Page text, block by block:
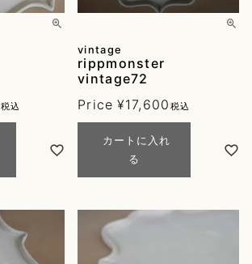
税込
vintage
rippmonster
vintage72
Price ¥17,600 税込
カートに入れ
る